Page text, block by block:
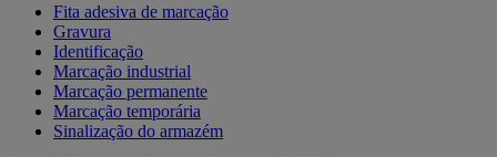
Fita adesiva de marcação
Gravura
Identificação
Marcação industrial
Marcação permanente
Marcação temporária
Sinalização do armazém